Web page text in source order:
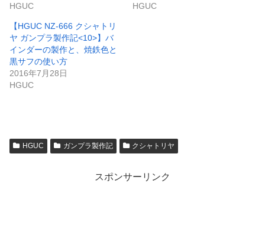
HGUC
HGUC
【HGUC NZ-666 クシャトリ
ヤ ガンプラ製作記<10>】バ
インダーの製作と、焼鉄色と
黒サフの使い方
2016年7月28日
HGUC
HGUC ガンプラ製作記 クシャトリヤ
スポンサーリンク